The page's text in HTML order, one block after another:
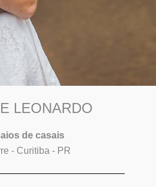
LEONARDO
de casais
- Curitiba - PR